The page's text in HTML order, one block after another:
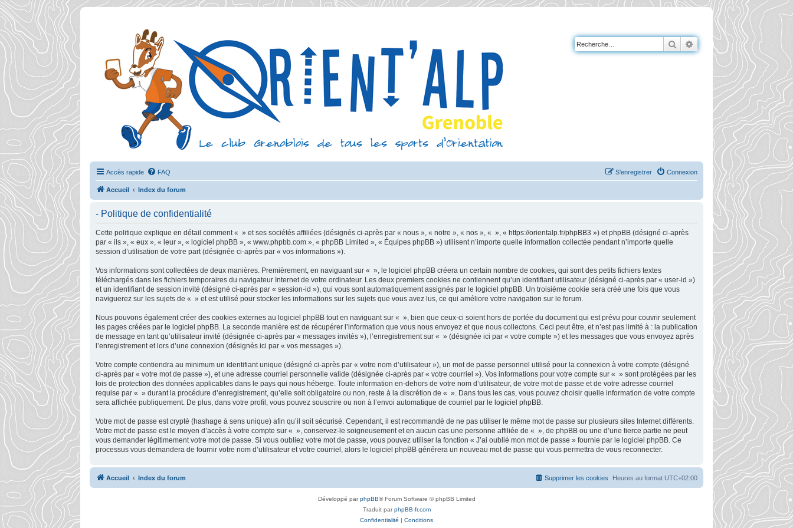
RechercherRecherche avancée
Accès rapide FAQ Connexion
S’enregistrer
Accueil Index du forum
- Politique de confidentialité
Cette politique explique en détail comment « » et ses sociétés affiliées (désignés ci-après par « nous », « notre », « nos », « », « https://orientalp.fr/phpBB3 ») et phpBB (désigné ci-après
par « ils », « eux », « leur », « logiciel phpBB », « www.phpbb.com », « phpBB Limited », « Équipes phpBB ») utilisent n’importe quelle information collectée pendant n’importe quelle
session d’utilisation de votre part (désignée ci-après par « vos informations »).
Vos informations sont collectées de deux manières. Premièrement, en naviguant sur « », le logiciel phpBB créera un certain nombre de cookies, qui sont des petits fichiers textes
téléchargés dans les fichiers temporaires du navigateur Internet de votre ordinateur. Les deux premiers cookies ne contiennent qu’un identifiant utilisateur (désigné ci-après par « user-id »)
et un identifiant de session invité (désigné ci-après par « session-id »), qui vous sont automatiquement assignés par le logiciel phpBB. Un troisième cookie sera créé une fois que vous
naviguerez sur les sujets de « » et est utilisé pour stocker les informations sur les sujets que vous avez lus, ce qui améliore votre navigation sur le forum.
Nous pouvons également créer des cookies externes au logiciel phpBB tout en naviguant sur « », bien que ceux-ci soient hors de portée du document qui est prévu pour couvrir seulement
les pages créées par le logiciel phpBB. La seconde manière est de récupérer l’information que vous nous envoyez et que nous collectons. Ceci peut être, et n’est pas limité à : la publication
de message en tant qu’utilisateur invité (désignée ci-après par « messages invités »), l’enregistrement sur « » (désignée ici par « votre compte ») et les messages que vous envoyez après
l’enregistrement et lors d’une connexion (désignés ici par « vos messages »).
Votre compte contiendra au minimum un identifiant unique (désigné ci-après par « votre nom d’utilisateur »), un mot de passe personnel utilisé pour la connexion à votre compte (désigné
ci-après par « votre mot de passe »), et une adresse courriel personnelle valide (désignée ci-après par « votre courriel »). Vos informations pour votre compte sur « » sont protégées par les
lois de protection des données applicables dans le pays qui nous héberge. Toute information en-dehors de votre nom d’utilisateur, de votre mot de passe et de votre adresse courriel
requise par « » durant la procédure d’enregistrement, qu’elle soit obligatoire ou non, reste à la discrétion de « ». Dans tous les cas, vous pouvez choisir quelle information de votre compte
sera affichée publiquement. De plus, dans votre profil, vous pouvez souscrire ou non à l’envoi automatique de courriel par le logiciel phpBB.
Votre mot de passe est crypté (hashage à sens unique) afin qu’il soit sécurisé. Cependant, il est recommandé de ne pas utiliser le même mot de passe sur plusieurs sites Internet différents.
Votre mot de passe est le moyen d’accès à votre compte sur « », conservez-le soigneusement et en aucun cas une personne affiliée de « », de phpBB ou une d’une tierce partie ne peut
vous demander légitimement votre mot de passe. Si vous oubliez votre mot de passe, vous pouvez utiliser la fonction « J’ai oublié mon mot de passe » fournie par le logiciel phpBB. Ce
processus vous demandera de fournir votre nom d’utilisateur et votre courriel, alors le logiciel phpBB générera un nouveau mot de passe qui vous permettra de vous reconnecter.
Accueil Index du forum Heures au format UTC+02:00
Supprimer les cookies
Développé parphpBB® Forum Software © phpBB Limited
Traduit parphpBB-fr.com
Confidentialité | Conditions